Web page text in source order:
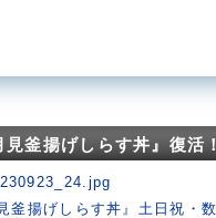
釜揚げしらす丼』復活！
揚げしらす丼』土日祝・数